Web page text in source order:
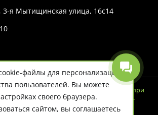
3-я Мытищинская улица, 16с14
несет информационный характер и ни при
не является публичной офертой.
конфиденциальности
файлы для персонализации
пользователей. Вы можете
своего браузера.
сайтом, вы соглашаетесь